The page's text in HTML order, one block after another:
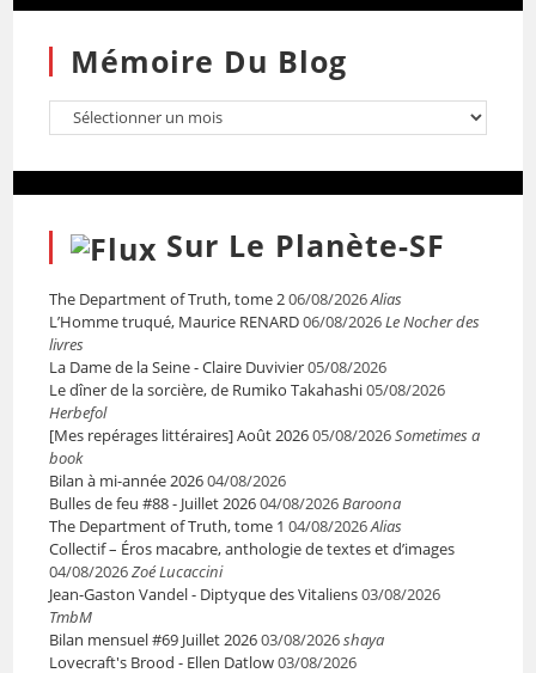
Mémoire Du Blog
Sur Le Planète-SF
The Department of Truth, tome 206/08/2026Alias
L’Homme truqué, Maurice RENARD06/08/2026Le Nocher des
livres
La Dame de la Seine - Claire Duvivier05/08/2026
Le dîner de la sorcière, de Rumiko Takahashi05/08/2026
Herbefol
[Mes repérages littéraires] Août 202605/08/2026Sometimes a
book
Bilan à mi-année 202604/08/2026
Bulles de feu #88 - Juillet 202604/08/2026Baroona
The Department of Truth, tome 1 04/08/2026Alias
Collectif – Éros macabre, anthologie de textes et d’images
04/08/2026Zoé Lucaccini
Jean-Gaston Vandel - Diptyque des Vitaliens03/08/2026
TmbM
Bilan mensuel #69 Juillet 202603/08/2026shaya
Lovecraft's Brood - Ellen Datlow03/08/2026